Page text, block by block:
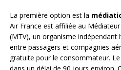
La première option est la
Air France est affiliée au
(MTV), un organisme indépendant
entre passagers et compagnies
gratuite pour le consommateur.